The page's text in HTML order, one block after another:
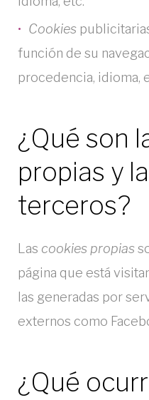
Cookies
función de su
procedencia, idioma,
¿Qué son
propias y
terceros?
Las cookies propias
página que está
las generadas por
externos como
¿Qué